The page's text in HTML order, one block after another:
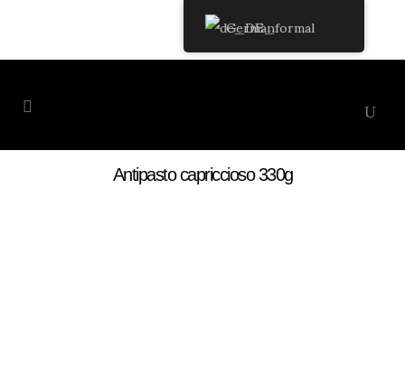
Antipasto capriccioso 330g
German